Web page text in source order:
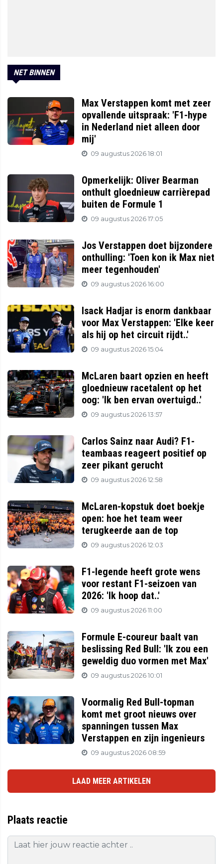
NET BINNEN
Max Verstappen komt met zeer
opvallende uitspraak: 'F1-hype
in Nederland niet alleen door
mij'
09 augustus 2026 18:01
Opmerkelijk: Oliver Bearman
onthult gloednieuw carrièrepad
buiten de Formule 1
09 augustus 2026 17:05
Jos Verstappen doet bijzondere
onthulling: 'Toen kon ik Max niet
meer tegenhouden'
09 augustus 2026 16:00
Isack Hadjar is enorm dankbaar
voor Max Verstappen: 'Elke keer
als hij op het circuit rijdt..'
09 augustus 2026 15:04
McLaren baart opzien en heeft
gloednieuw racetalent op het
oog: 'Ik ben ervan overtuigd..'
09 augustus 2026 13:57
Carlos Sainz naar Audi? F1-
teambaas reageert positief op
zeer pikant gerucht
09 augustus 2026 12:58
McLaren-kopstuk doet boekje
open: hoe het team weer
terugkeerde aan de top
09 augustus 2026 12:03
F1-legende heeft grote wens
voor restant F1-seizoen van
2026: 'Ik hoop dat..'
09 augustus 2026 11:00
Formule E-coureur baalt van
beslissing Red Bull: 'Ik zou een
geweldig duo vormen met Max'
09 augustus 2026 10:01
Voormalig Red Bull-topman
komt met groot nieuws over
spanningen tussen Max
Verstappen en zijn ingenieurs
09 augustus 2026 08:59
LAAD MEER ARTIKELEN
Plaats reactie